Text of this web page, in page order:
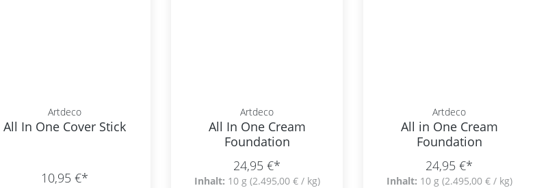
Artdeco
All In One Cover Stick
10,95 €*
Artdeco
All In One Cream
Foundation
24,95 €*
Inhalt: 10 g (2.495,00 € / kg)
Artdeco
All in One Cream
Foundation
24,95 €*
Inhalt: 10 g (2.495,00 € / kg)